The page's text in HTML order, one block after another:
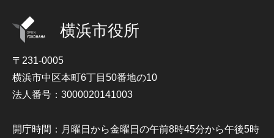
横浜市役所
〒231-0005
横浜市中区本町6丁目50番地の10
法人番号：3000020141003
開庁時間：月曜日から金曜日の午前8時45分から午後5時